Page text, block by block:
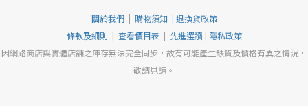
關於我們| 購物須知 | 退換貨政策
條款及細則 | 查看價目表 | 先進選讀 | 隱私政策
因網路商店與實體店舖之庫存無法完全同步，故有可能產生缺貨及價格有異之情況，
敬請見諒。